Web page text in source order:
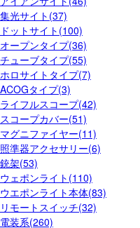
集光サイト(37)
ドットサイト(100)
オープンタイプ(36)
チューブタイプ(55)
ホロサイトタイプ(7)
ACOGタイプ(3)
ライフルスコープ(42)
スコープカバー(51)
マグニファイヤー(11)
照準器アクセサリー(6)
銃架(53)
ウェポンライト(110)
ウエポンライト本体(83)
リモートスイッチ(32)
電装系(260)